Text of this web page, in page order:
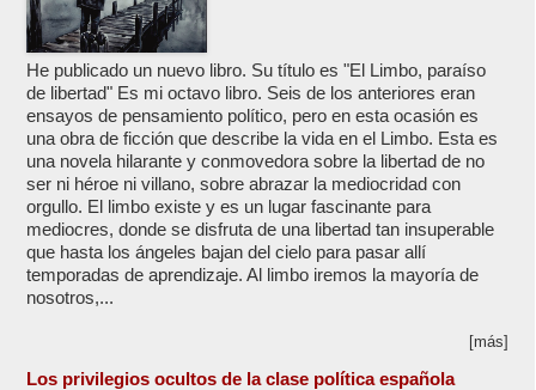
He publicado un nuevo libro. Su título es "El Limbo, paraíso
de libertad" Es mi octavo libro. Seis de los anteriores eran
ensayos de pensamiento político, pero en esta ocasión es
una obra de ficción que describe la vida en el Limbo. Esta es
una novela hilarante y conmovedora sobre la libertad de no
ser ni héroe ni villano, sobre abrazar la mediocridad con
orgullo. El limbo existe y es un lugar fascinante para
mediocres, donde se disfruta de una libertad tan insuperable
que hasta los ángeles bajan del cielo para pasar allí
temporadas de aprendizaje. Al limbo iremos la mayoría de
nosotros,...
[más]
Los privilegios ocultos de la clase política española